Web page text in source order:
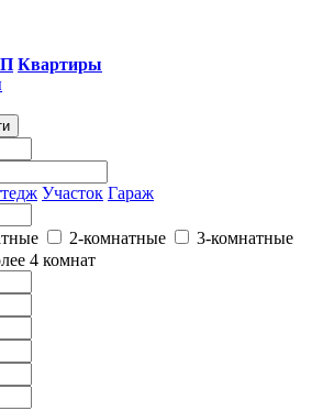
Квартиры
Участок Гараж
2-комнатные
3-комнатные
4 комнат